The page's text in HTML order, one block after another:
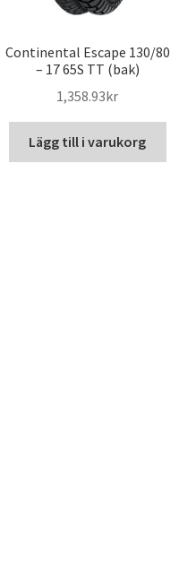
Continental Escape 130/80
– 17 65S TT (bak)
1,358.93kr
Lägg till i varukorg